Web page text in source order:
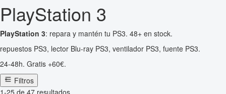
PlayStation 3
PlayStation 3: repara y mantén tu PS3. 48+ en stock.
repuestos PS3, lector Blu-ray PS3, ventilador PS3, fuente PS3.
24-48h. Gratis +60€.
Filtros